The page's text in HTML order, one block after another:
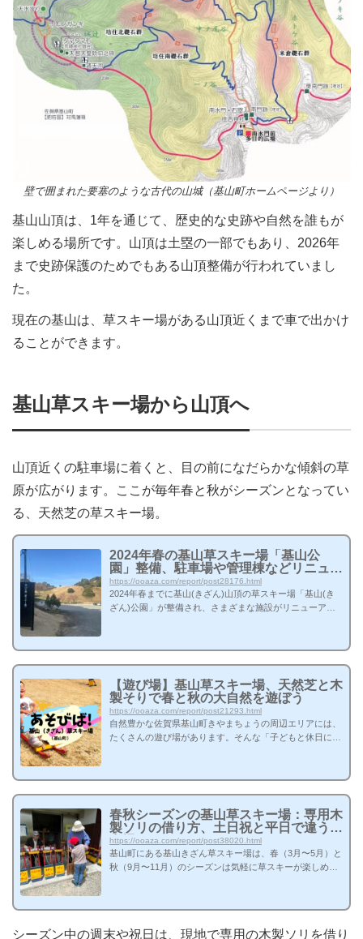
壁で囲まれた要塞のような古代の山城（基山町ホームページより）
基山山頂は、1年を通じて、歴史的な史跡や自然を誰もが
楽しめる場所です。山頂は土塁の一部でもあり、2026年
まで史跡保護のためでもある山頂整備が行われていまし
た。
現在の基山は、草スキー場がある山頂近くまで車で出かけ
ることができます。
基山草スキー場から山頂へ
山頂近くの駐車場に着くと、目の前になだらかな傾斜の草
原が広がります。ここが毎年春と秋がシーズンとなってい
る、天然芝の草スキー場。
2024年春の基山草スキー場「基山公
園」整備、駐車場や管理棟などリニュー
アル
https://ooaza.com/report/post28176.html
2024年春までに基山(きざん)山頂の草スキー場「基山(き
ざん)公園」が整備され、さまざまな施設がリニューアル
面に砂利が敷かれ、木々も伐採されて空間が広く感じま
す。これまでにはなかった、車両との安全対策を目的とし
場の公共トイレには、乳幼児のオムツ替えにも対応した多
目的トイレが新設されました。 少し高台に移動した管理
棟撮影に訪れた3月下旬はまだ外構の...
【遊び場】基山草スキー場、天然芝と木
製そりで春と秋の大自然を遊ぼう
https://ooaza.com/report/post21293.html
自然豊かな佐賀県基山町きやまちょうの周辺エリアには、
たくさんの遊び場があります。そんな「子どもと休日に行
園など、「親子で遊べる場所」をレポートしていきます。
基山草スキー場（佐賀県基山町）佐賀県基山町の町名にも
で、読み方が違います。そんな山の頂上付近にある天然芝
の草スキー場が、今年も春のシーズンを迎えました。 春
は3月からシーズンスタート！秋は9月...
春秋シーズンの基山草スキー場：専用木
製ソリの借り方、土日祝と平日で違う貸
出場...
https://ooaza.com/report/post38020.html
基山町にある基山きざん草スキー場は、春（3月〜5月）と
秋（9月〜11月）のシーズンは気軽に草スキーが楽しめ
s://ooaza.com/report/post21293.html木製ソリのレンタル料
れている、希少な手作りの木製ソリです。そのまた昔は、
シーズン中の週末や祝日は、現地で専用の木製ソリを借り